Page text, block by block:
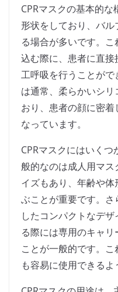
CPRマスクの基本的
形状をしており、バ
る場合が多いです。
込む際に、患者に直
工呼吸を行うことが
は通常、柔らかいシ
おり、患者の顔に密
なっています。
CPRマスクにはいく
般的なのは成人用マ
イズもあり、年齢や
ぶことが重要です。
したコンパクトなデ
る際には専用のキャ
ことが一般的です。
も容易に使用できるよ